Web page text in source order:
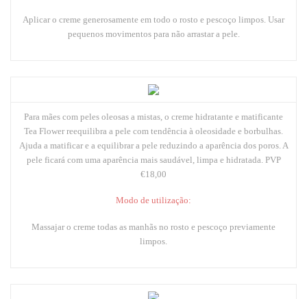
Aplicar o creme generosamente em todo o rosto e pescoço limpos. Usar
pequenos movimentos para não arrastar a pele.
Para mães com peles oleosas a mistas, o creme hidratante e matificante
Tea Flower reequilibra a pele com tendência à oleosidade e borbulhas.
Ajuda a matificar e a equilibrar a pele reduzindo a aparência dos poros. A
pele ficará com uma aparência mais saudável, limpa e hidratada. PVP
€18,00
Modo de utilização:
Massajar o creme todas as manhãs no rosto e pescoço previamente
limpos.